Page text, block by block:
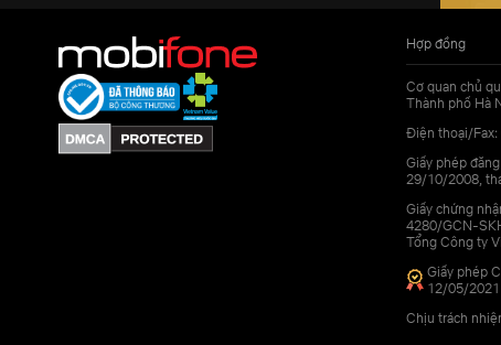
Hợp đồng
Cơ quan chủ
Thành phố Hà
Điện thoại/Fax:
Giấy phép
29/10/2008,
Giấy chứng
4280/GCN-
Tổng Công ty
Giấy phép
12/05/2021
Chịu trách